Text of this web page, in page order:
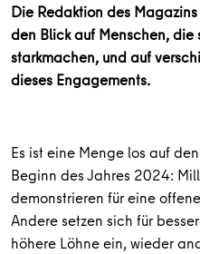
Die Redaktion des
den Blick auf Menschen,
starkmachen, und auf
dieses Engagements.
Es ist eine Menge los auf
Beginn des Jahres 2024:
demonstrieren für eine
Andere setzen sich für
höhere Löhne ein, wieder